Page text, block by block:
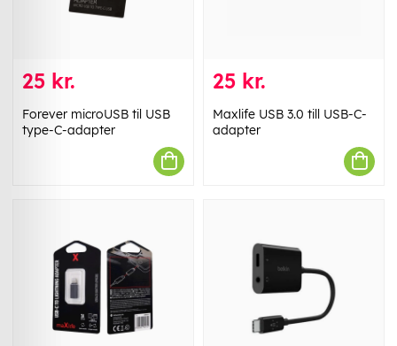
25 kr.
Forever microUSB til USB
type-C-adapter
25 kr.
Maxlife USB 3.0 till USB-C-
adapter